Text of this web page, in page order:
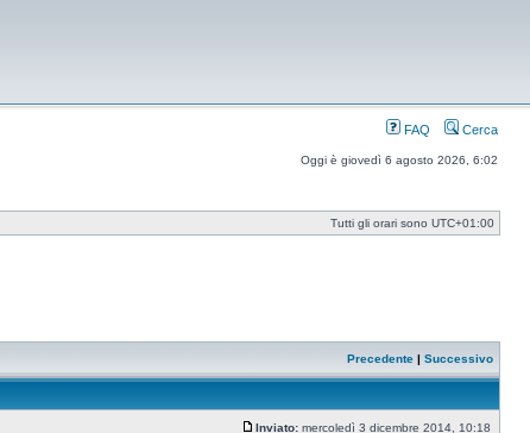
FAQ Cerca
Oggi è giovedì 6 agosto 2026, 6:02
Tutti gli orari sono UTC+01:00
Precedente | Successivo
Inviato: mercoledì 3 dicembre 2014, 10:18